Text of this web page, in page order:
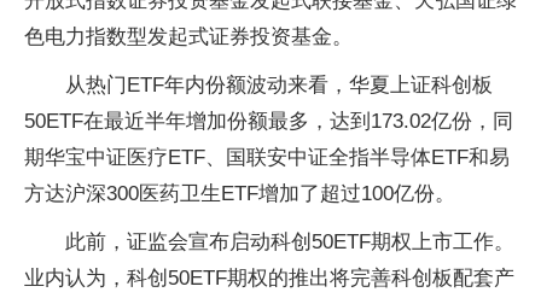
色电力指数型发起式证券投资基金。
从热门ETF年内份额波动来看，华夏上证科创板
50ETF在最近半年增加份额最多，达到173.02亿份，同
期华宝中证医疗ETF、国联安中证全指半导体ETF和易
方达沪深300医药卫生ETF增加了超过100亿份。
此前，证监会宣布启动科创50ETF期权上市工作。
业内认为，科创50ETF期权的推出将完善科创板配套产